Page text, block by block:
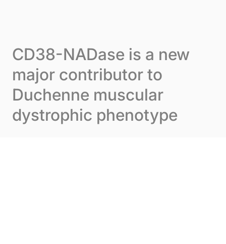
CD38-NADase is a new
major contributor to
Duchenne muscular
dystrophic phenotype